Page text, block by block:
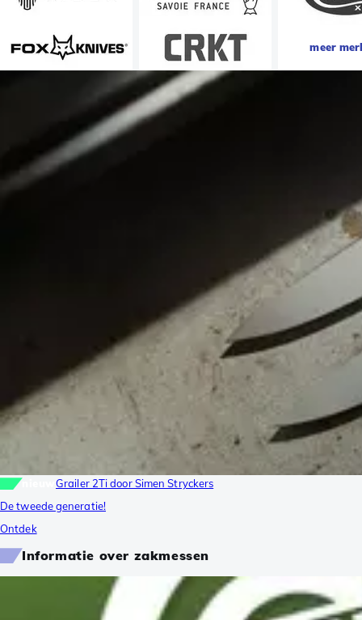
meer
Grailer 2Ti door Simen Stryckers
De tweede generatie!
Ontdek
Informatie over zakmessen